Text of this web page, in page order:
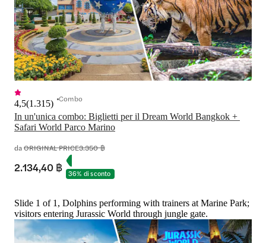
In un'unica combo: Biglietti per il Dream World Bangkok +
Safari World Parco Marino
4,5(1.315) Combo
daORIGINAL PRICE3.350 ฿
2.134,40 ฿ 36% di sconto
Slide 1 of 1, Dolphins performing with trainers at Marine Park;
visitors entering Jurassic World through jungle gate.